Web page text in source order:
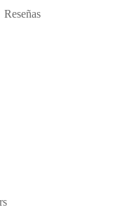
Reseñas